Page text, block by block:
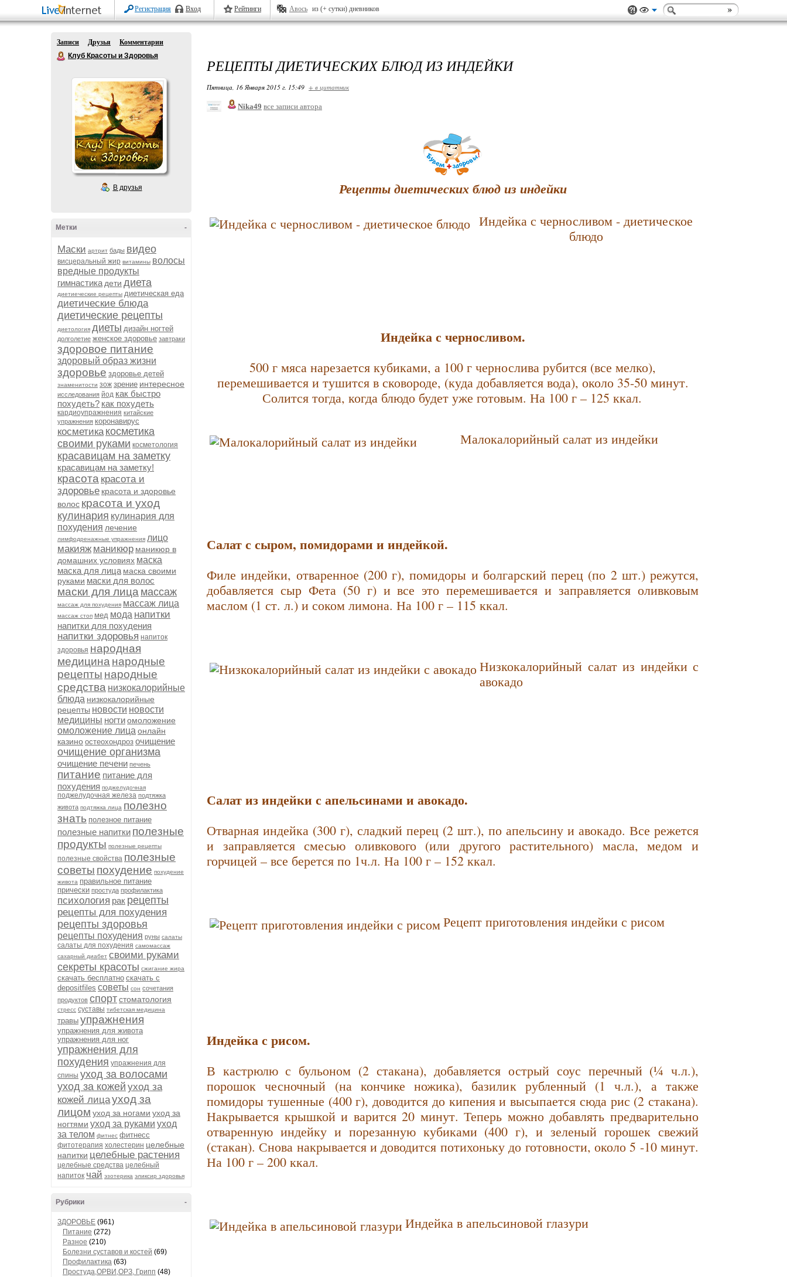
Регистрация Вход Рейтинги Авось из (+ сутки) дневников
Записи Друзья
Комментарии
Клуб Красоты и Здоровья
В друзья
-
Метки
Маски артрит бады видео
висцеральный жир витамины волосы
вредные продукты
гимнастика дети диета
диетиеческие рецепты диетическая еда
диетические блюда
диетические рецепты
диетология диеты дизайн ногтей
долголетие женское здоровье завтраки
здоровое питание
здоровый образ жизни
здоровье здоровье детей
знаменитости зож зрение интересное
исследования йод как быстро
похудеть? как похудеть
кардиоупражнения китайские
упражнения коронавирус
косметика косметика
своими руками косметология
красавицам на заметку
красавицам на заметку!
красота красота и
здоровье красота и здоровье
волос красота и уход
кулинария кулинария для
похудения лечение
лимфодренажные упражнения лицо
макияж маникюр маникюр в
домашних условиях маска
маска для лица маска своими
руками маски для волос
маски для лица массаж
массаж для похудения массаж лица
массаж стоп мед мода напитки
напитки для похудения
напитки здоровья напиток
здоровья народная
медицина народные
рецепты народные
средства низкокалорийные
блюда низкокалорийные
рецепты новости новости
медицины ногтиомоложение
омоложение лица онлайн
казино остеохондроз очищение
очищение организма
очищение печени печень
питание питание для
похудения поджелудочная
поджелудочная железа подтяжка
живота подтяжка лица полезно
знать полезное питание
полезные напитки полезные
продукты полезные рецепты
полезные свойства полезные
советы похудение похудение
живота правильное питание
прически простуда профилактика
психология рак рецепты
рецепты для похудения
рецепты здоровья
рецепты похудения руны салаты
салаты для похудения самомассаж
сахарный диабет своими руками
секреты красоты сжигание жира
скачать бесплатно скачать с
depositfiles советы сон сочетания
продуктов спортстоматология
стресс суставы тибетская медицина
травы упражнения
упражнения для живота
упражнения для ног
упражнения для
похудения упражнения для
спины уход за волосами
уход за кожей уход за
кожей лицауход за
лицом уход за ногами уход за
ногтями уход за руками уход
за телом фитнес фитнесс
фитотерапия холестерин целебные
напитки целебные растения
целебные средства целебный
напиток чай эзотерика эликсир здоровья
-
Рубрики
ЗДОРОВЬЕ (961)
Питание (272)
Разное (210)
Болезни суставов и костей (69)
Профилактика (63)
Простуда,ОРВИ,ОРЗ, Грипп (48)
РЕЦЕПТЫ ДИЕТИЧЕСКИХ БЛЮД ИЗ ИНДЕЙКИ
Пятница, 16 Января 2015 г. 15:49 + в цитатник
Nika49 все записи автора
Рецепты диетических блюд из индейки
Индейка с черносливом - диетическое
блюдо
Индейка с черносливом.
500 г мяса нарезается кубиками, а 100 г чернослива рубится (все мелко),
перемешивается и тушится в сковороде, (куда добавляется вода), около 35-50 минут.
Солится тогда, когда блюдо будет уже готовым. На 100 г – 125 ккал.
Малокалорийный салат из индейки
Салат с сыром, помидорами и индейкой.
Филе индейки, отваренное (200 г), помидоры и болгарский перец (по 2 шт.) режутся,
добавляется сыр Фета (50 г) и все это перемешивается и заправляется оливковым
маслом (1 ст. л.) и соком лимона. На 100 г – 115 ккал.
Низкокалорийный салат из индейки с
авокадо
Салат из индейки с апельсинами и авокадо.
Отварная индейка (300 г), сладкий перец (2 шт.), по апельсину и авокадо. Все режется
и заправляется смесью оливкового (или другого растительного) масла, медом и
горчицей – все берется по 1ч.л. На 100 г – 152 ккал.
Рецепт приготовления индейки с рисом
Индейка с рисом.
В кастрюлю с бульоном (2 стакана), добавляется острый соус перечный (¼ ч.л.),
порошок чесночный (на кончике ножика), базилик рубленный (1 ч.л.), а также
помидоры тушенные (400 г), доводится до кипения и высыпается сюда рис (2 стакана).
Накрывается крышкой и варится 20 минут. Теперь можно добавлять предварительно
отваренную индейку и порезанную кубиками (400 г), и зеленый горошек свежий
(стакан). Снова накрывается и доводится потихоньку до готовности, около 5 -10 минут.
На 100 г – 200 ккал.
Индейка в апельсиновой глазури